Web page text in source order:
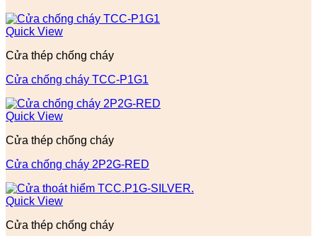
Quick View
Cửa thép chống cháy
Cửa chống cháy TCC-P1G1
Quick View
Cửa thép chống cháy
Cửa chống cháy 2P2G-RED
Quick View
Cửa thép chống cháy